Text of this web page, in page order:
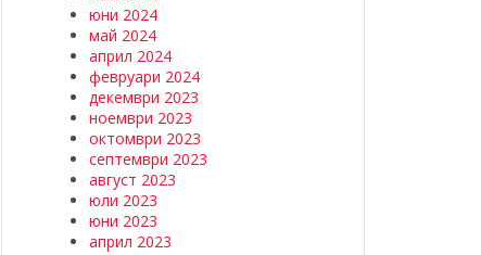
юни 2024
май 2024
април 2024
февруари 2024
декември 2023
ноември 2023
октомври 2023
септември 2023
август 2023
юли 2023
юни 2023
април 2023